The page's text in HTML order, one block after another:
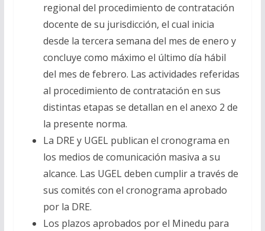
regional del procedimiento de contratación
docente de su jurisdicción, el cual inicia
desde la tercera semana del mes de enero y
concluye como máximo el último día hábil
del mes de febrero. Las actividades referidas
al procedimiento de contratación en sus
distintas etapas se detallan en el anexo 2 de
la presente norma.
La DRE y UGEL publican el cronograma en
los medios de comunicación masiva a su
alcance. Las UGEL deben cumplir a través de
sus comités con el cronograma aprobado
por la DRE.
Los plazos aprobados por el Minedu para